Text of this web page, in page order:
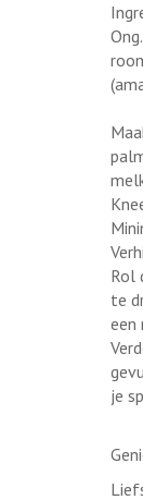
Rol
te
een
je